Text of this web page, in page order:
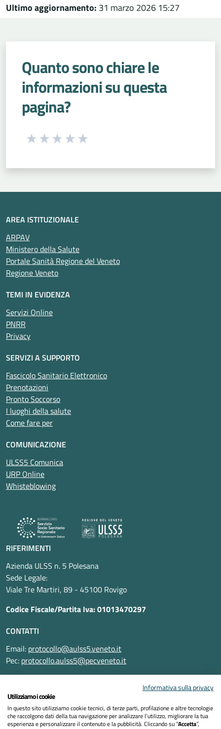
Ultimo aggiornamento: 31 marzo 2026 15:27
Quanto sono chiare le
informazioni su questa
pagina?
Seleziona una valutazione da 1 a 5 stelle
AREA ISTITUZIONALE
ARPAV
Ministero della Salute
Portale Sanità Regione del Veneto
Regione Veneto
TEMI IN EVIDENZA
Servizi Online
PNRR
Privacy
SERVIZI A SUPPORTO
Fascicolo Sanitario Elettronico
Prenotazioni
Pronto Soccorso
I luoghi della salute
Come fare per
COMUNICAZIONE
ULSS5 Comunica
URP Online
Whisteblowing
RIFERIMENTI
Azienda ULSS n. 5 Polesana
Sede Legale:
Viale Tre Martiri, 89 - 45100 Rovigo
Codice Fiscale/Partita Iva: 01013470297
CONTATTI
Email: protocollo@aulss5.veneto.it
Pec: protocollo.aulss5@pecveneto.it
Informativa sulla privacy
Utilizziamo i cookie
In questo sito utilizziamo cookie tecnici, di terze parti, profilazione e altre tecnologie
che raccolgono dati della tua navigazione per analizzare l’utilizzo, migliorare la tua
esperienza e personalizzare il contenuto e la pubblicità. Cliccando su “Accetta”,